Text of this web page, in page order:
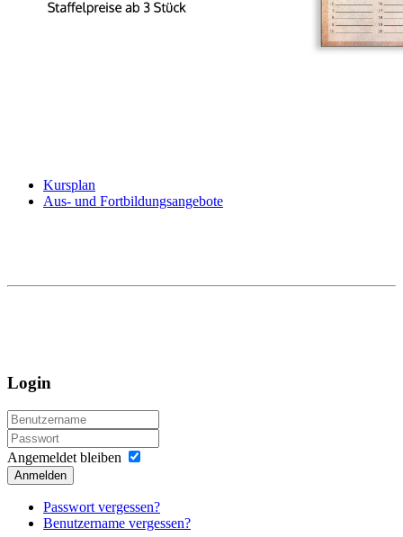
Kursplan
Aus- und Fortbildungsangebote
Login
Angemeldet bleiben
Anmelden
Passwort vergessen?
Benutzername vergessen?